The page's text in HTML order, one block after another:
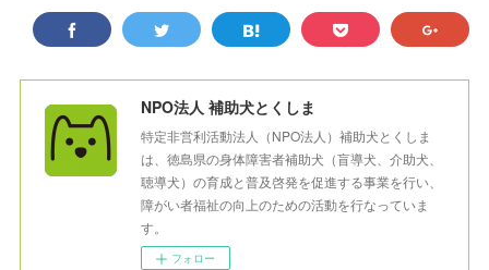
NPO法人 補助犬とくしま
特定非営利活動法人（NPO法人）補助犬とくしま
は、徳島県の身体障害者補助犬（盲導犬、介助犬、
聴導犬）の育成と普及啓発を促進する事業を行い、
障がい者福祉の向上のための活動を行なっていま
す。
フォロー